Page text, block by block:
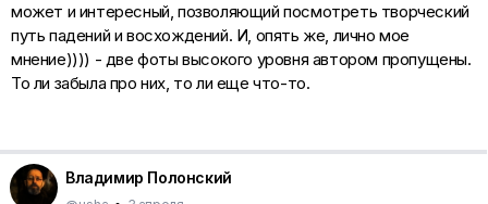
может и интересный, позволяющий посмотреть творческий
путь падений и восхождений. И, опять же, лично мое
мнение)))) - две фоты высокого уровня автором пропущены.
То ли забыла про них, то ли еще что-то.
Владимир Полонский